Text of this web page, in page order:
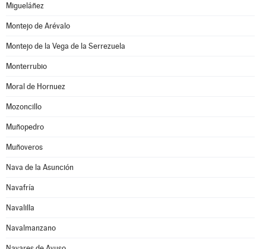
Migueláñez
Montejo de Arévalo
Montejo de la Vega de la Serrezuela
Monterrubio
Moral de Hornuez
Mozoncillo
Muñopedro
Muñoveros
Nava de la Asunción
Navafría
Navalilla
Navalmanzano